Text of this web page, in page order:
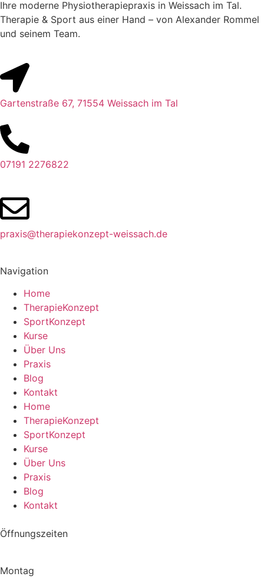
Ihre moderne Physiotherapiepraxis in Weissach im Tal.
Therapie & Sport aus einer Hand – von Alexander Rommel
und seinem Team.
Gartenstraße 67, 71554 Weissach im Tal
07191 2276822
praxis@therapiekonzept-weissach.de
Navigation
Home
TherapieKonzept
SportKonzept
Kurse
Über Uns
Praxis
Blog
Kontakt
Home
TherapieKonzept
SportKonzept
Kurse
Über Uns
Praxis
Blog
Kontakt
Öffnungszeiten
Montag